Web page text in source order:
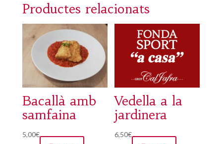
Productes relacionats
Bacallà amb
samfaina
5,00€
Vedella a la
jardinera
6,50€